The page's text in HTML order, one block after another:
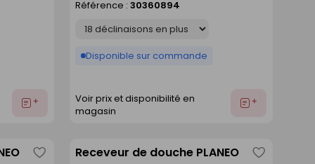
Ajouter
Référence : 30360894
Disponible sur commande
Voir prix et disponibilité en
magasin
Ajouter
EnregistrerReceveur de douche PLANEO